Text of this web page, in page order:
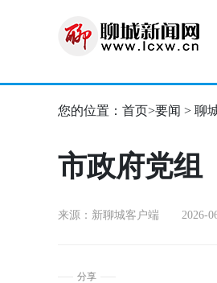
您的位置： 首页>要闻 > 聊
市政府党组
来源：新聊城客户端 2026-
分享